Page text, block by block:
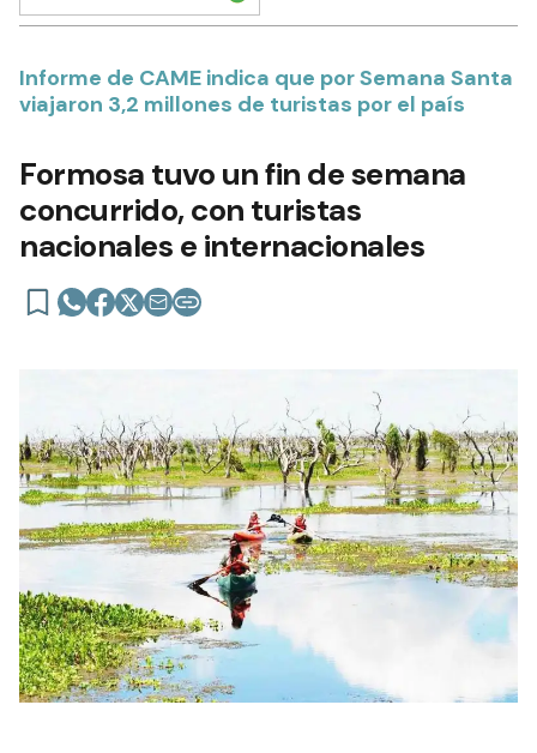
Informe de CAME indica que por Semana Santa
viajaron 3,2 millones de turistas por el país
Formosa tuvo un fin de semana
concurrido, con turistas
nacionales e internacionales